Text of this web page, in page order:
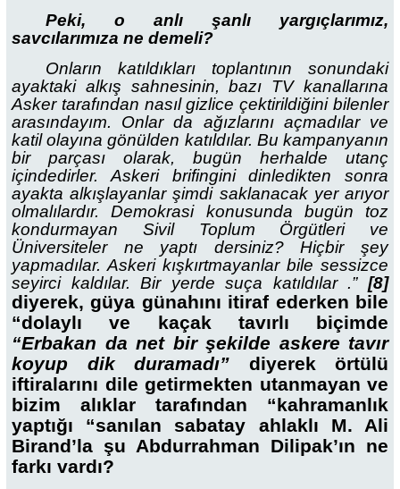
Peki, o anlı şanlı yargıçlarımız,
savcılarımıza ne demeli?
Onların katıldıkları toplantının sonundaki
ayaktaki alkış sahnesinin, bazı TV kanallarına
Asker tarafından nasıl gizlice çektirildiğini bilenler
arasındayım. Onlar da ağızlarını açmadılar ve
katil olayına gönülden katıldılar. Bu kampanyanın
bir parçası olarak, bugün herhalde utanç
içindedirler. Askeri brifingini dinledikten sonra
ayakta alkışlayanlar şimdi saklanacak yer arıyor
olmalılardır. Demokrasi konusunda bugün toz
kondurmayan Sivil Toplum Örgütleri ve
Üniversiteler ne yaptı dersiniz? Hiçbir şey
yapmadılar. Askeri kışkırtmayanlar bile sessizce
seyirci kaldılar. Bir yerde suça katıldılar .” [8]
diyerek, güya günahını itiraf ederken bile
“dolaylı ve kaçak tavırlı biçimde
“Erbakan da net bir şekilde askere tavır
koyup dik duramadı” diyerek örtülü
iftiralarını dile getirmekten utanmayan ve
bizim alıklar tarafından “kahramanlık
yaptığı “sanılan sabatay ahlaklı M. Ali
Birand’la şu Abdurrahman Dilipak’ın ne
farkı vardı?